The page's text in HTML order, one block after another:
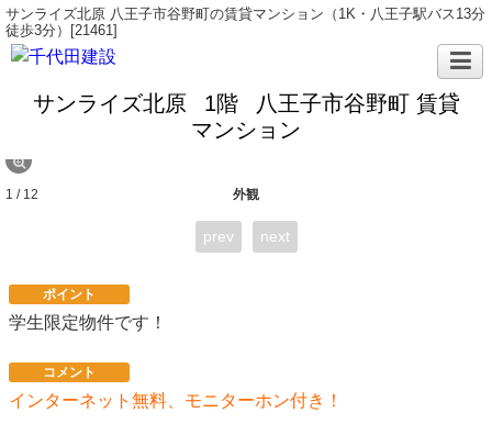
サンライズ北原 八王子市谷野町の賃貸マンション（1K・八王子駅バス13分
徒歩3分）[21461]
サンライズ北原 1階
八王子市谷野町 賃貸
マンション
外観
1 / 12
prev next
ポイント
学生限定物件です！
コメント
インターネット無料、モニターホン付き！